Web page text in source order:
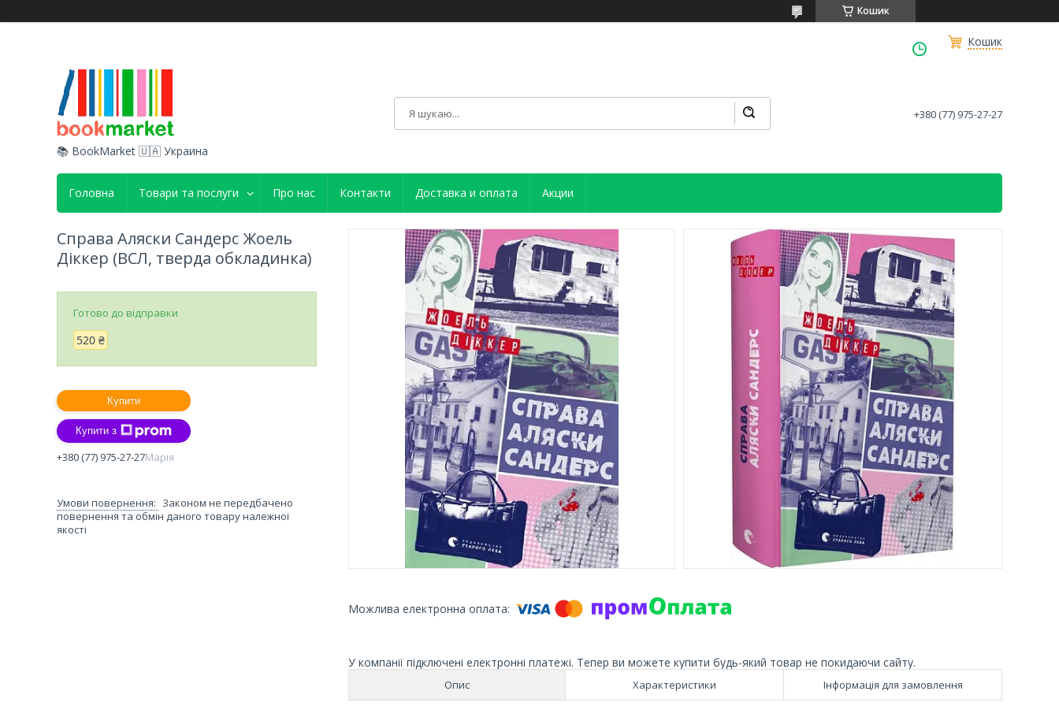
Кошик
Кошик
📚 BookMarket 🇺🇦 Украина
+380 (77) 975-27-27
Головна Товари та послуги Про нас Контакти Доставка и оплата Акции
У компанії підключені електронні платежі. Тепер ви можете купити будь-який товар не покидаючи сайту.
Опис Характеристики Інформація для замовлення
Справа Аляски Сандерс Жоель
Діккер (ВСЛ, тверда обкладинка)
Готово до відправки
520 ₴
Купити
Купити з
+380 (77) 975-27-27Марія
Законом не передбачено
повернення та обмін даного товару належної
якості